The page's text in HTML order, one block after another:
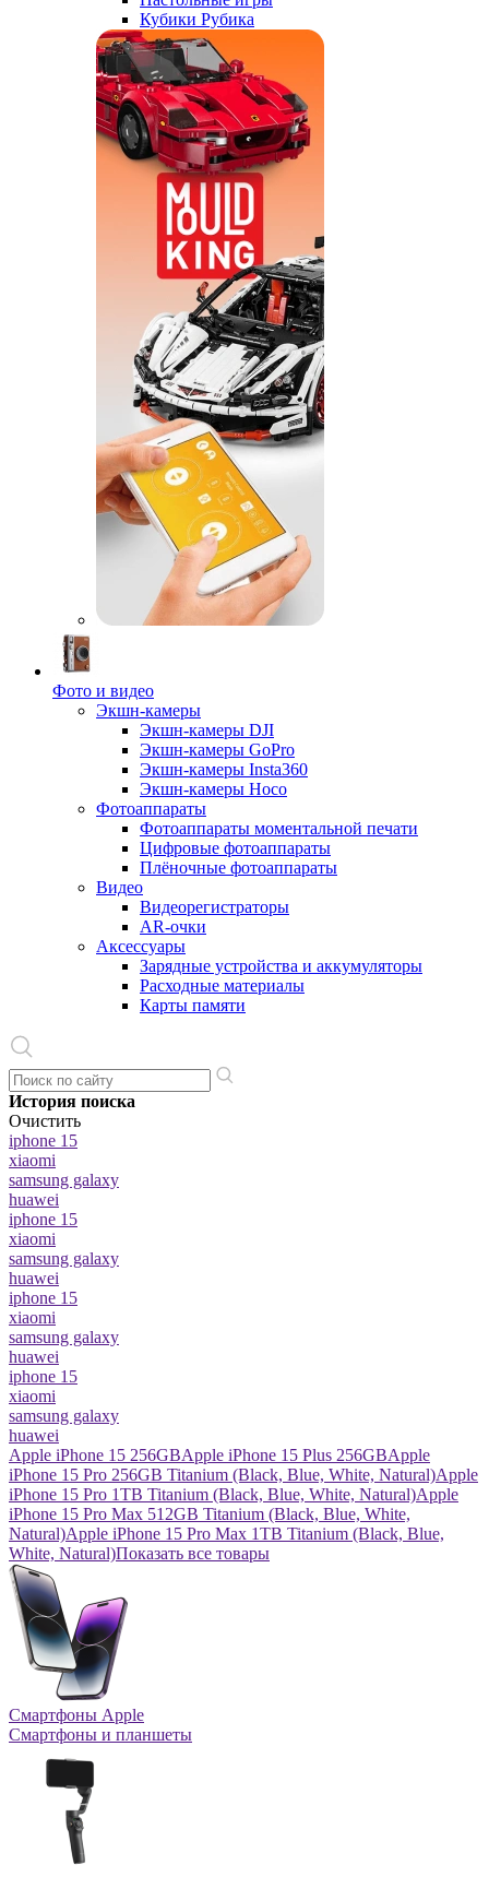
Кубики Рубика
Фото и видео
Экшн-камеры
Экшн-камеры DJI
Экшн-камеры GoPro
Экшн-камеры Insta360
Экшн-камеры Hoco
Фотоаппараты
Фотоаппараты моментальной печати
Цифровые фотоаппараты
Плёночные фотоаппараты
Видео
Видеорегистраторы
AR-очки
Аксессуары
Зарядные устройства и аккумуляторы
Расходные материалы
Карты памяти
История поиска
Очистить
iphone 15
xiaomi
samsung galaxy
huawei
iphone 15
xiaomi
samsung galaxy
huawei
iphone 15
xiaomi
samsung galaxy
huawei
iphone 15
xiaomi
samsung galaxy
huawei
Apple iPhone 15 256GBApple iPhone 15 Plus 256GBApple
iPhone 15 Pro 256GB Titanium (Black, Blue, White, Natural)Apple
iPhone 15 Pro 1TB Titanium (Black, Blue, White, Natural)Apple
iPhone 15 Pro Max 512GB Titanium (Black, Blue, White,
Natural)Apple iPhone 15 Pro Max 1TB Titanium (Black, Blue,
White, Natural)Показать все товары
Смартфоны Apple
Смартфоны и планшеты